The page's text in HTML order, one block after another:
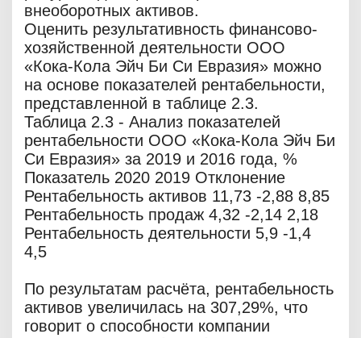
внеоборотных активов.
Оценить результативность финансово-
хозяйственной деятельности ООО
«Кока-Кола Эйч Би Си Евразия» можно
на основе показателей рентабельности,
представленной в таблице 2.3.
Таблица 2.3 - Анализ показателей
рентабельности ООО «Кока-Кола Эйч Би
Си Евразия» за 2019 и 2016 года, %
Показатель 2020 2019 Отклонение
Рентабельность активов 11,73 -2,88 8,85
Рентабельность продаж 4,32 -2,14 2,18
Рентабельность деятельности 5,9 -1,4
4,5
По результатам расчёта, рентабельность
активов увеличилась на 307,29%, что
говорит о способности компании